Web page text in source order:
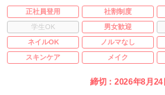
正社員登用 社割制度
学生OK
男女歓迎
ネイルOK
ノルマなし
スキンケア
メイク
締切：2026年8月24